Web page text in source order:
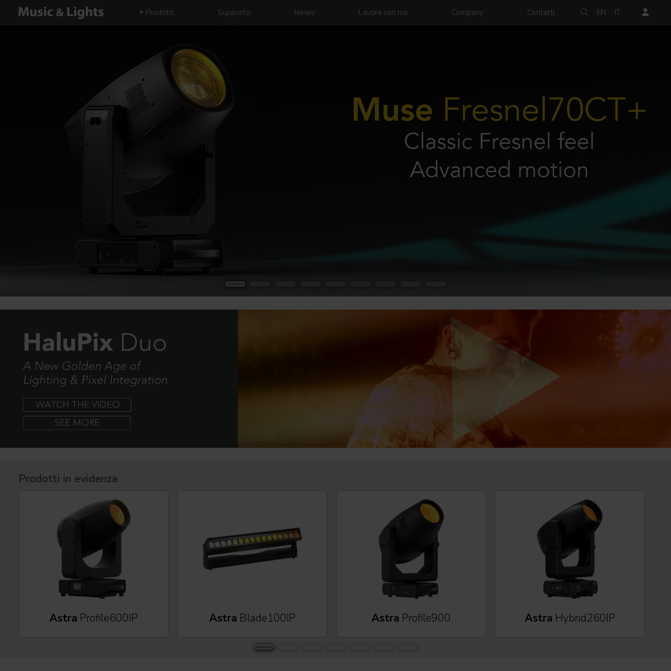
Prodotti Supporto News Lavora con noi Company Contatti EN IT
Prodotti in evidenza
Astra Profile600IP Astra Blade100IP Astra Profile900 Astra Hybrid260IP